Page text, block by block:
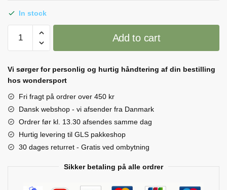
In stock
forlænger
elastik
quantity
Add to cart
Vi sørger for personlig og hurtig håndtering af din bestilling
hos wondersport
Fri fragt på ordrer over 450 kr
Dansk webshop - vi afsender fra Danmark
Ordrer før kl. 13.30 afsendes samme dag
Hurtig levering til GLS pakkeshop
30 dages returret - Gratis ved ombytning
Sikker betaling på alle ordrer